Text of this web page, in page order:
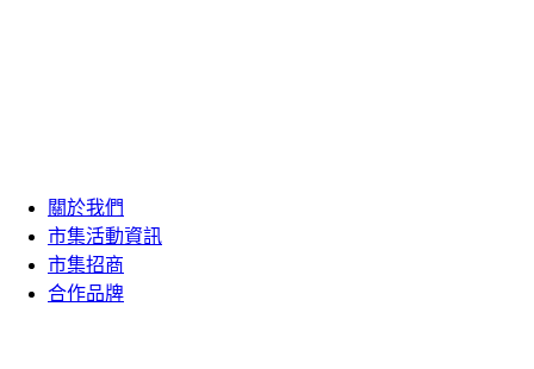
關於我們
市集活動資訊
市集招商
合作品牌